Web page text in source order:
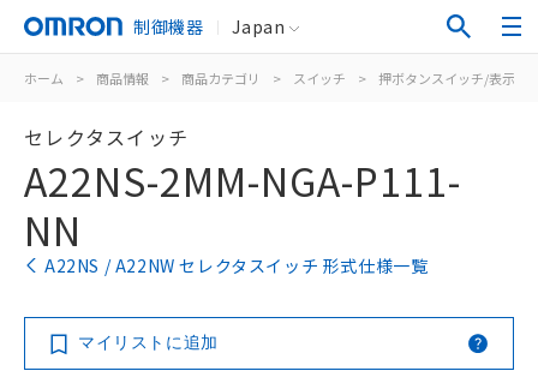
制御機器 Japan
ホーム > 商品情報 > 商品カテゴリ > スイッチ > 押ボタンスイッチ/表示灯
セレクタスイッチ
A22NS-2MM-NGA-P111-
NN
A22NS / A22NW セレクタスイッチ 形式仕様一覧
マイリストに追加